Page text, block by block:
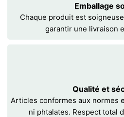
Emballage
Chaque produit est
garantir une livraison
Qualité et
Articles conformes aux normes
ni phtalates. Respect total